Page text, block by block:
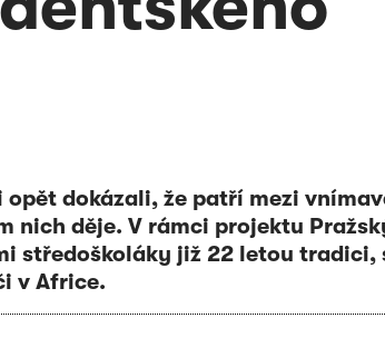
opět dokázali, že patří mezi
nich děje. V rámci projektu
středoškoláky již 22 letou tradici,
v Africe.